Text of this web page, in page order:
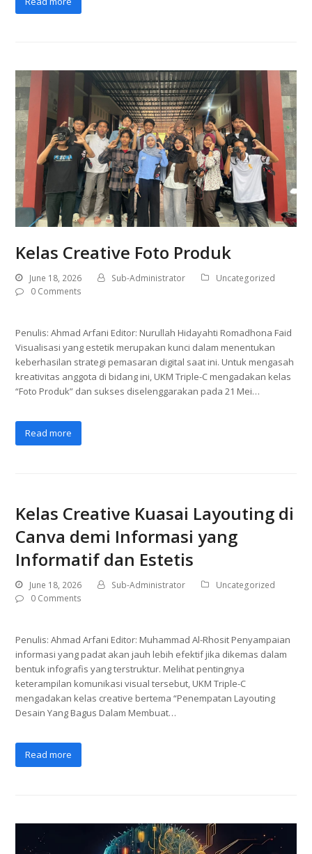
Kelas Creative Foto Produk
June 18, 2026 Sub-Administrator
Uncategorized
0 Comments
Penulis: Ahmad Arfani Editor: Nurullah Hidayahti Romadhona Faid
Visualisasi yang estetik merupakan kunci dalam menentukan
keberhasilan strategi pemasaran digital saat ini. Untuk mengasah
kreativitas anggota di bidang ini, UKM Triple-C mengadakan kelas
“Foto Produk” dan sukses diselenggarakan pada 21 Mei…
Read more
Kelas Creative Kuasai Layouting di
Canva demi Informasi yang
Informatif dan Estetis
June 18, 2026 Sub-Administrator
Uncategorized
0 Comments
Penulis: Ahmad Arfani Editor: Muhammad Al-Rhosit Penyampaian
informasi yang padat akan jauh lebih efektif jika dikemas dalam
bentuk infografis yang terstruktur. Melihat pentingnya
keterampilan komunikasi visual tersebut, UKM Triple-C
mengadakan kelas creative bertema “Penempatan Layouting
Desain Yang Bagus Dalam Membuat…
Read more